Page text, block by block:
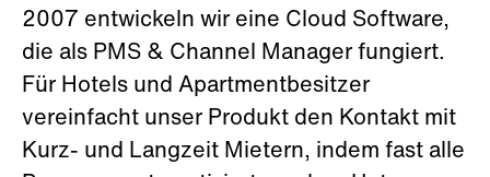
2007 entwickeln wir eine Cloud Software,
die als PMS & Channel Manager fungiert.
Für Hotels und Apartmentbesitzer
vereinfacht unser Produkt den Kontakt mit
Kurz- und Langzeit Mietern, indem fast alle